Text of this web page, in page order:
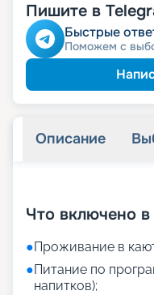
Пишите в
Быстрые
Поможем с
Описание
Что включено в
●Проживание в
●Питание по
напитков);